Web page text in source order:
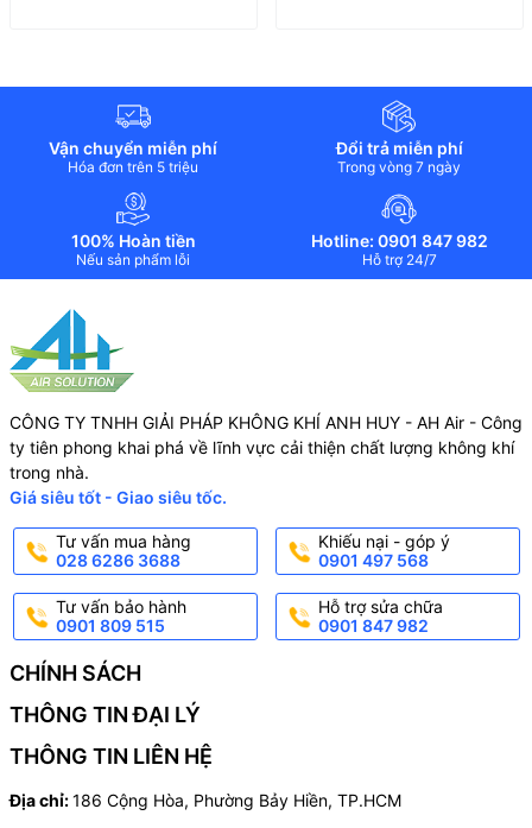
Vận chuyển miễn phí
Hóa đơn trên 5 triệu
Đổi trả miễn phí
Trong vòng 7 ngày
100% Hoàn tiền
Nếu sản phẩm lỗi
Hotline: 0901 847 982
Hỗ trợ 24/7
CÔNG TY TNHH GIẢI PHÁP KHÔNG KHÍ ANH HUY - AH Air - Công
ty tiên phong khai phá về lĩnh vực cải thiện chất lượng không khí
trong nhà.
Giá siêu tốt - Giao siêu tốc.
Tư vấn mua hàng
028 6286 3688
Khiếu nại - góp ý
0901 497 568
Tư vấn bảo hành
0901 809 515
Hỗ trợ sửa chữa
0901 847 982
CHÍNH SÁCH
THÔNG TIN ĐẠI LÝ
THÔNG TIN LIÊN HỆ
Địa chỉ:186 Cộng Hòa, Phường Bảy Hiền, TP.HCM